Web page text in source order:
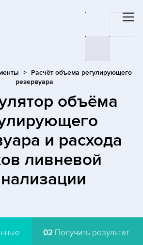
Расчёт объема регулирующего
резервуара
объёма
и расхода
ливневой
02 Получить результат